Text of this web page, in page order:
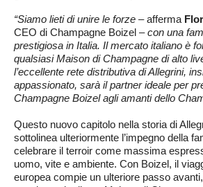
“Siamo lieti di unire le forze – afferma
CEO di Champagne Boizel –con una
prestigiosa in Italia. Il mercato italiano è
qualsiasi Maison di Champagne di alto
l’eccellente rete distributiva di Allegrini,
appassionato, sarà il partner ideale per
Champagne Boizel agli amanti dello
Questo nuovo capitolo nella storia di
sottolinea ulteriormente l’impegno della
celebrare il terroir come massima
uomo, vite e ambiente. Con Boizel, il
europea compie un ulteriore passo